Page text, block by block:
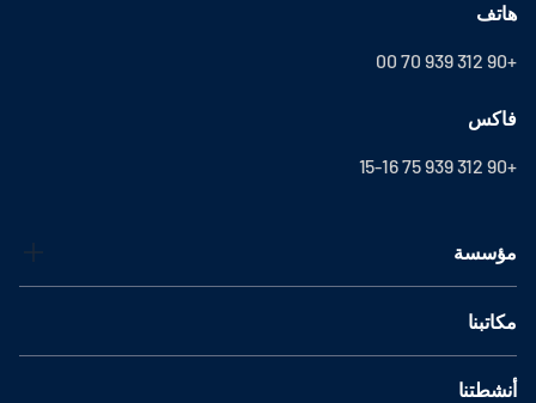
هاتف
+90 312 939 70 00
فاكس
+90 312 939 75 15-16
مؤسسة
مكاتبنا
أنشطتنا